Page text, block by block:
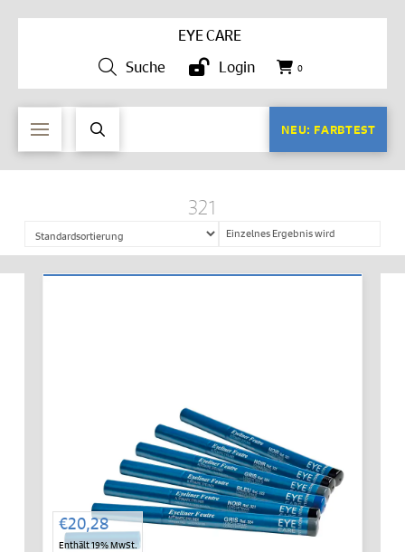
EYE CARE
Suche
Login 0
NEU: FARBTEST
321
Einzelnes Ergebnis wird
angezeigt
€20,28
Enthält 19% MwSt.